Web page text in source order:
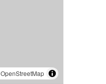
OpenStreetMap